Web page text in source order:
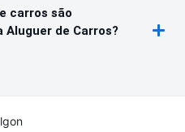
carros são
Aluguer de Carros?